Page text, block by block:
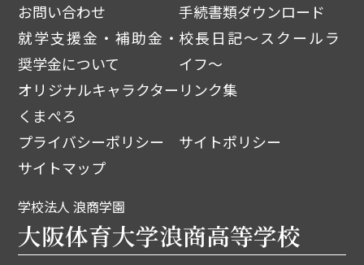
お問い合わせ
手続書類ダウンロード
就学支援金・補助金・
奨学金について
校長日記～スクールラ
イフ～
オリジナルキャラクター
くまぺろ
リンク集
プライバシーポリシー
サイトポリシー
サイトマップ
学校法人 浪商学園
大阪体育大学浪商高等学校